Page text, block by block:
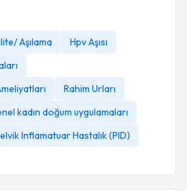
Aşılama
Hpv Aşısı
Rahim Urları
kadın doğum uygulamaları
Inflamatuar Hastalık (PID)